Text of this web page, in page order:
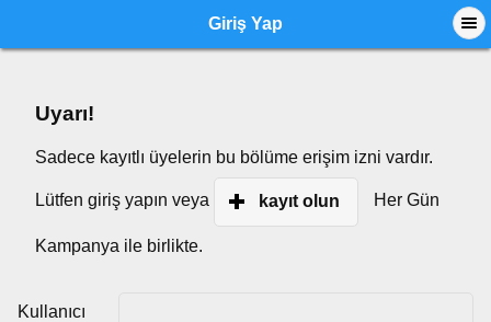
Giriş Yap
Uyarı!
Sadece kayıtlı üyelerin bu bölüme erişim izni vardır.
Lütfen giriş yapın veya kayıt olun Her Gün
Kampanya ile birlikte.
Kullanıcı